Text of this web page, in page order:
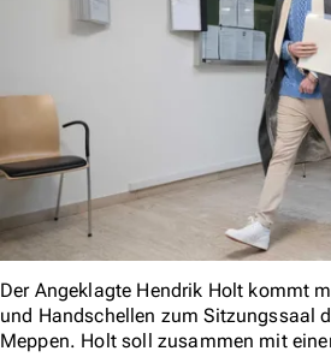
Der Angeklagte Hendrik Holt kommt
und Handschellen zum Sitzungssaal
Meppen. Holt soll zusammen mit